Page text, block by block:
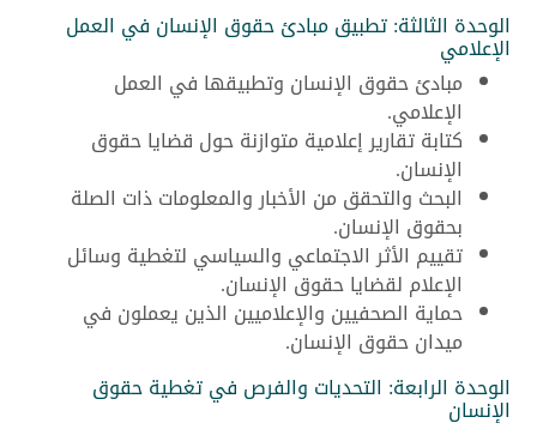
الوحدة الثالثة: تطبيق مبادئ حقوق الإنسان في العمل
الإعلامي
مبادئ حقوق الإنسان وتطبيقها في العمل
الإعلامي.
كتابة تقارير إعلامية متوازنة حول قضايا حقوق
الإنسان.
البحث والتحقق من الأخبار والمعلومات ذات الصلة
بحقوق الإنسان.
تقييم الأثر الاجتماعي والسياسي لتغطية وسائل
الإعلام لقضايا حقوق الإنسان.
حماية الصحفيين والإعلاميين الذين يعملون في
ميدان حقوق الإنسان.
الوحدة الرابعة: التحديات والفرص في تغطية حقوق
الإنسان